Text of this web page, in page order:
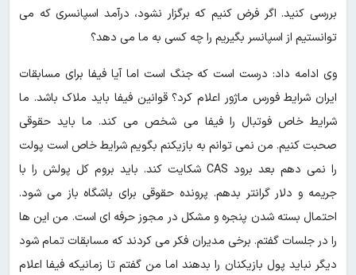
بررسی کنید. اگر فرض کنیم که برگزار نشود، درآمد اسپانسری که می
توانستیم از اسپانسر بگیریم را چه کسی به ما می دهد؟
وی ادامه داد: درست است که جنگ است اما آیا فیفا برای مسابقات
ایران شرایط فورس ماژور اعلام کرد؟ قوانین فیفا باید ملاک باشد. ما
شرایط خاص فوتبال را فیفا می شخص می کند. ما باید حقوقی
صحبت کنیم. من نمی توانم به بازیکنم بگویم شرایط خاص است پولت
را نمی دهم بعد برود CAS شکایت کند. باید بروم کل پولش را با
جریمه و دلار گرانتر بدهم. پرونده حقوقی برای باشگاه باز می شود.
احتمال بسته شدن پنجره و مشکل در مجوز حرفه ای است. من این ها
را در جلسات گفتم. برخی مدیران فکر می کردند که مسابقات تمام شود
دیگر نباید پول بازیکنان را بدهند اما من گفتم تا زمانیکه فیفا اعلام